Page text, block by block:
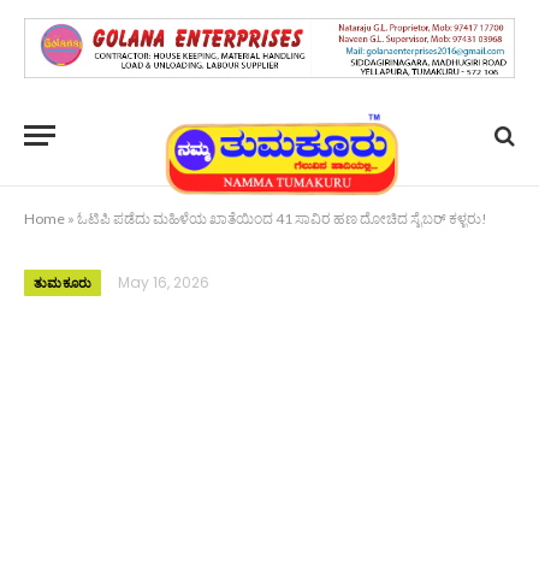
Home » ಓಟಿಪಿ ಪಡೆದು ಮಹಿಳೆಯ ಖಾತೆಯಿಂದ 41 ಸಾವಿರ ಹಣ ದೋಚಿದ ಸೈಬರ್ ಕಳ್ಳರು!
ತುಮಕೂರು May 16, 2026